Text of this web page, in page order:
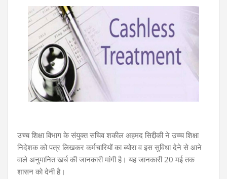
उच्च शिक्षा विभाग के संयुक्त सचिव शकील अहमद सिद्दीकी ने उच्च शिक्षा
निदेशक को पत्र लिखकर कर्मचारियों का ब्योरा व इस सुविधा देने से आने
वाले अनुमानित खर्च की जानकारी मांगी है। यह जानकारी 20 मई तक
शासन को देनी है।